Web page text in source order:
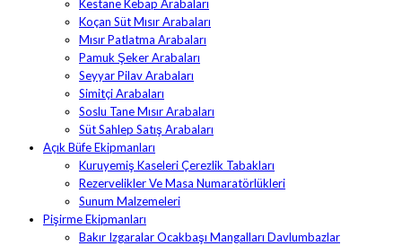
Kestane Kebap Arabaları
Koçan Süt Mısır Arabaları
Mısır Patlatma Arabaları
Pamuk Şeker Arabaları
Seyyar Pilav Arabaları
Simitçi Arabaları
Soslu Tane Mısır Arabaları
Süt Sahlep Satış Arabaları
Açık Büfe Ekipmanları
Kuruyemiş Kaseleri Çerezlik Tabakları
Rezervelikler Ve Masa Numaratörlükleri
Sunum Malzemeleri
Pişirme Ekipmanları
Bakır Izgaralar Ocakbaşı Mangalları Davlumbazlar